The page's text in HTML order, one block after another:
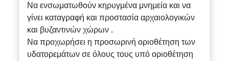
Να ενσωματωθούν κηρυγμένα μνημεία και να
γίνει καταγραφή και προστασία αρχαιολογικών
και βυζαντινών χώρων .
Να προχωρήσει η προσωρινή οριοθέτηση των
υδατορεμάτων σε όλους τους υπό οριοθέτηση